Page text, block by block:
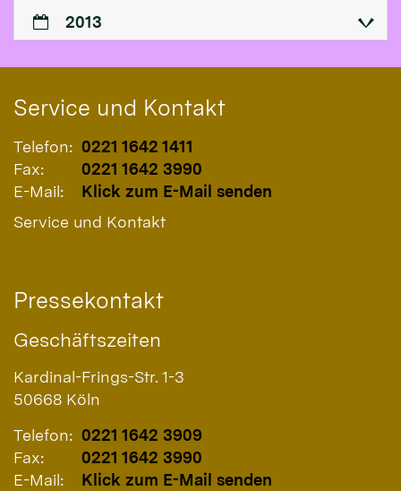
2013
Service und Kontakt
Telefon: 0221 1642 1411
Fax:
0221 1642 3990
E-Mail:
Klick zum E-Mail senden
Service und Kontakt
Pressekontakt
Geschäftszeiten
Kardinal-Frings-Str. 1-3
50668 Köln
Telefon: 0221 1642 3909
Fax:
0221 1642 3990
E-Mail:
Klick zum E-Mail senden